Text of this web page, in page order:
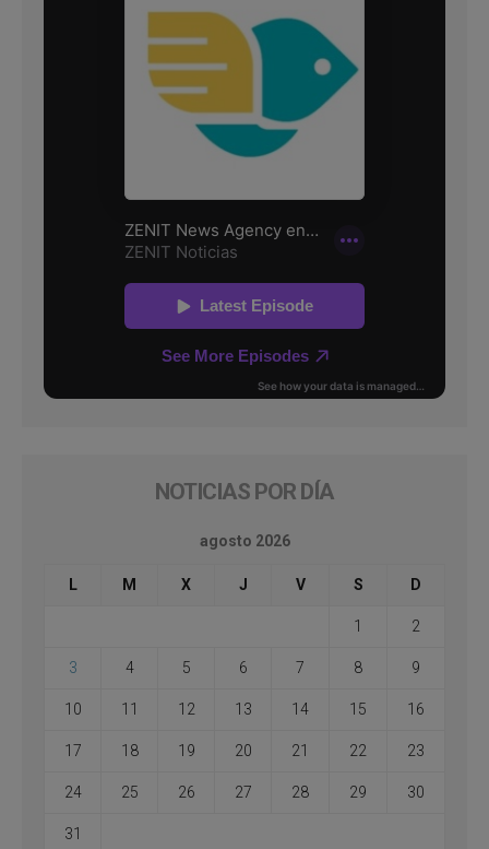
NOTICIAS POR DÍA
agosto 2026
L M X J V S D
1 2
3 4 5 6 7 8 9
10 11 12 13 14 15 16
17 18 19 20 21 22 23
24 25 26 27 28 29 30
31